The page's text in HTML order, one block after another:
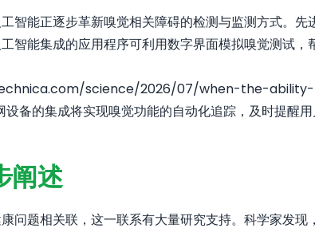
智能正逐步革新嗅觉相关障碍的检测与监测方式。
智能集成的应用程序可利用数字界面模拟嗅觉测试
science/2026/07/when-the-ability-
备的集成将实现嗅觉功能的自动化追踪，及时提醒
阐述
问题相关联，这一联系有大量研究支持。科学家发